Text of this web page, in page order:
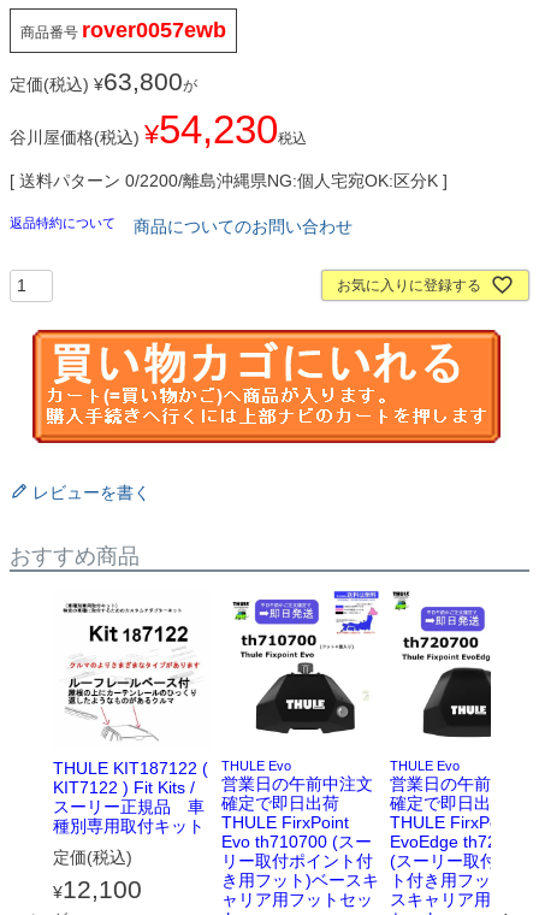
商品番号 rover0057ewb
定価(税込) ¥63,800が
谷川屋価格(税込) ¥54,230税込
送料パターン 0/2200/離島沖縄県NG:個人宅宛OK:区分K
返品特約について 商品についてのお問い合わせ
お気に入りに登録する
レビューを書く
おすすめ商品
THULE KIT187122 (
KIT7122 ) Fit Kits /
スーリー正規品 車
種別専用取付キット
定価(税込)
¥12,100
THULE Evo
営業日の午前中注文
確定で即日出荷
THULE FirxPoint
Evo th710700 (スー
リー取付ポイント付
き用フット)ベースキ
ャリア用フットセッ
THULE Evo
営業日の午前中注
確定で即日出荷
THULE FirxPoint
EvoEdge th720700
(スーリー取付ポイ
ト付き用フット)ベ
スキャリア用フッ